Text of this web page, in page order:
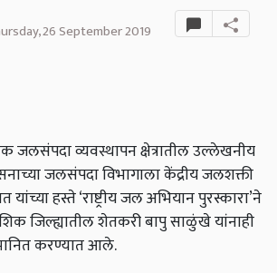
26 September 2019
जलसंपदा व्यवस्थापन क्षेत्रातील उल्लेखनीय
जलसंपदा विभागाला केंद्रीय जलशक्ती
यांच्या हस्ते ‘राष्ट्रीय जल अभियान पुरस्कारा’ने
जिल्ह्यातील शेतकरी बापु साळुंखे यांनाही
करण्यात आले.